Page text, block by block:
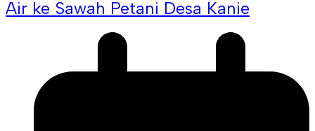
Air ke Sawah Petani Desa Kanie